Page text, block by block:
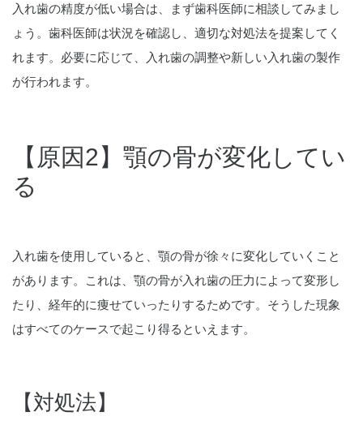
入れ歯の精度が低い場合は、まず歯科医師に相談してみまし
ょう。歯科医師は状況を確認し、適切な対処法を提案してく
れます。必要に応じて、入れ歯の調整や新しい入れ歯の製作
が行われます。
【原因2】顎の骨が変化してい
る
入れ歯を使用していると、顎の骨が徐々に変化していくこと
があります。これは、顎の骨が入れ歯の圧力によって変形し
たり、経年的に痩せていったりするためです。そうした現象
はすべてのケースで起こり得るといえます。
【対処法】